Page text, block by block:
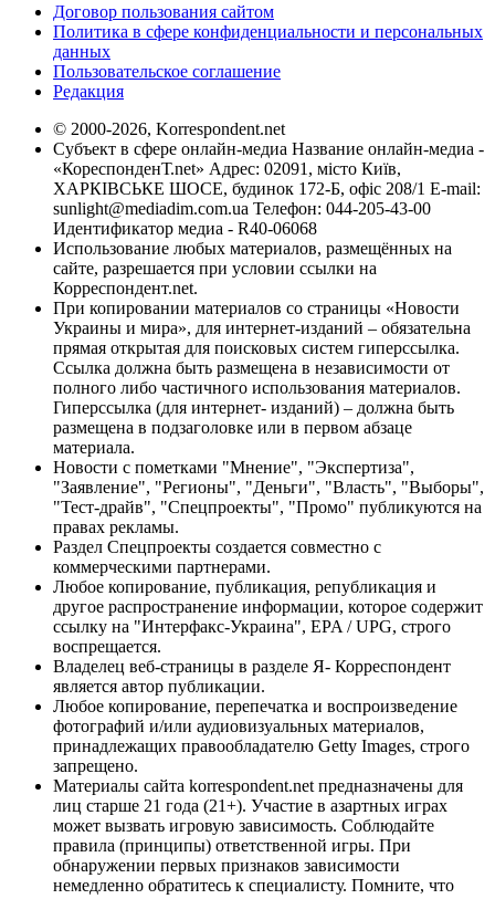
Договор пользования сайтом
Политика в сфере конфиденциальности и персональных
данных
Пользовательское соглашение
Редакция
© 2000-2026, Korrespondent.net
Субъект в сфере онлайн-медиа Название онлайн-медиа -
«КореспонденТ.net» Адрес: 02091, місто Київ,
ХАРКІВСЬКЕ ШОСЕ, будинок 172-Б, офіс 208/1 E-mail:
sunlight@mediadim.com.ua Телефон: 044-205-43-00
Идентификатор медиа - R40-06068
Использование любых материалов, размещённых на
сайте, разрешается при условии ссылки на
Корреспондент.net.
При копировании материалов со страницы «Новости
Украины и мира», для интернет-изданий – обязательна
прямая открытая для поисковых систем гиперссылка.
Ссылка должна быть размещена в независимости от
полного либо частичного использования материалов.
Гиперссылка (для интернет- изданий) – должна быть
размещена в подзаголовке или в первом абзаце
материала.
Новости с пометками "Мнение", "Экспертиза",
"Заявление", "Регионы", "Деньги", "Власть", "Выборы",
"Тест-драйв", "Спецпроекты", "Промо" публикуются на
правах рекламы.
Раздел Спецпроекты создается совместно с
коммерческими партнерами.
Любое копирование, публикация, републикация и
другое распространение информации, которое содержит
ссылку на "Интерфакс-Украина", EPA / UPG, строго
воспрещается.
Владелец веб-страницы в разделе Я- Корреспондент
является автор публикации.
Любое копирование, перепечатка и воспроизведение
фотографий и/или аудиовизуальных материалов,
принадлежащих правообладателю Getty Images, строго
запрещено.
Материалы сайта korrespondent.net предназначены для
лиц старше 21 года (21+). Участие в азартных играх
может вызвать игровую зависимость. Соблюдайте
правила (принципы) ответственной игры. При
обнаружении первых признаков зависимости
немедленно обратитесь к специалисту. Помните, что